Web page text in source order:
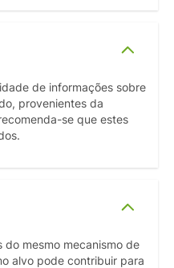
de informações sobre
provenientes da
se que estes
do mesmo mecanismo de
alvo pode contribuir para